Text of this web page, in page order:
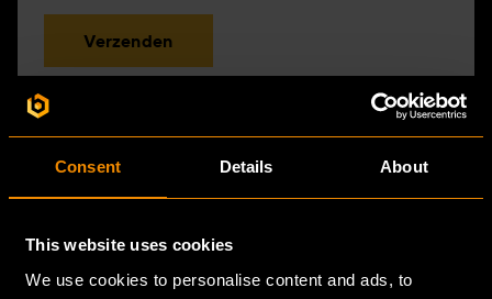
Consent Details About
This website uses cookies
We use cookies to personalise content and ads, to
Verzenden